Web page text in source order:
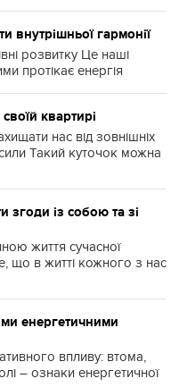
внутрішньої гармонії
розвитку Це наші
протікає енергія
квартирі
нас від зовнішніх
Такий куточок можна
згоди із собою та зі
життя сучасної
що в житті кожного з нас
енергетичними
впливу: втома,
– ознаки енергетичної